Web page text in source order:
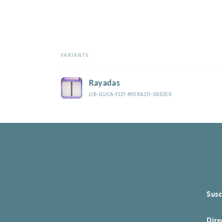
Tu
carrito
VARIANTE
Rayadas
LIB-ILUCA-1321-MORAZO-000350